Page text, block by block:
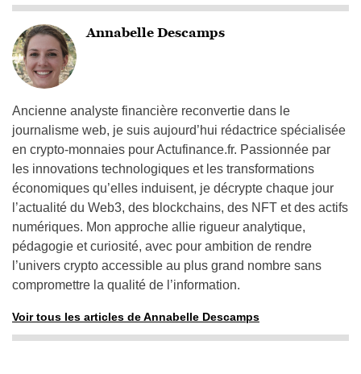
Annabelle Descamps
Ancienne analyste financière reconvertie dans le
journalisme web, je suis aujourd’hui rédactrice spécialisée
en crypto-monnaies pour Actufinance.fr. Passionnée par
les innovations technologiques et les transformations
économiques qu’elles induisent, je décrypte chaque jour
l’actualité du Web3, des blockchains, des NFT et des actifs
numériques. Mon approche allie rigueur analytique,
pédagogie et curiosité, avec pour ambition de rendre
l’univers crypto accessible au plus grand nombre sans
compromettre la qualité de l’information.
Voir tous les articles de Annabelle Descamps